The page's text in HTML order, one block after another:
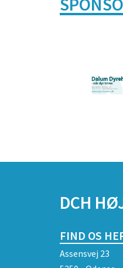
DCH
FIND OS
Assensvej 23